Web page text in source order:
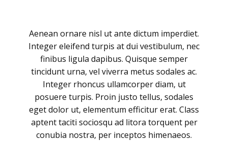
Aenean ornare nisl ut ante dictum imperdiet.
Integer eleifend turpis at dui vestibulum, nec
finibus ligula dapibus. Quisque semper
tincidunt urna, vel viverra metus sodales ac.
Integer rhoncus ullamcorper diam, ut
posuere turpis. Proin justo tellus, sodales
eget dolor ut, elementum efficitur erat. Class
aptent taciti sociosqu ad litora torquent per
conubia nostra, per inceptos himenaeos.